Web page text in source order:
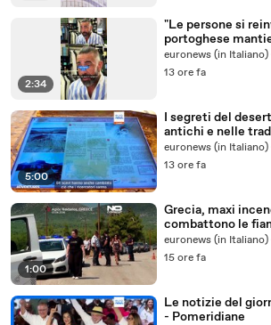
2:34
"Le persone si
portoghese
degli abiti su
euronews (in Italiano)
13 ore fa
5:00
I segreti del
antichi e nelle
dell'Uzbekistan
euronews (in Italiano)
13 ore fa
1:00
Grecia, maxi
combattono le
vento
euronews (in Italiano)
15 ore fa
Le notizie del
- Pomeridiane